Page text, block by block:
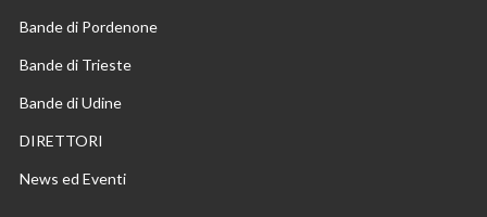
Bande di Pordenone
Bande di Trieste
Bande di Udine
DIRETTORI
News ed Eventi